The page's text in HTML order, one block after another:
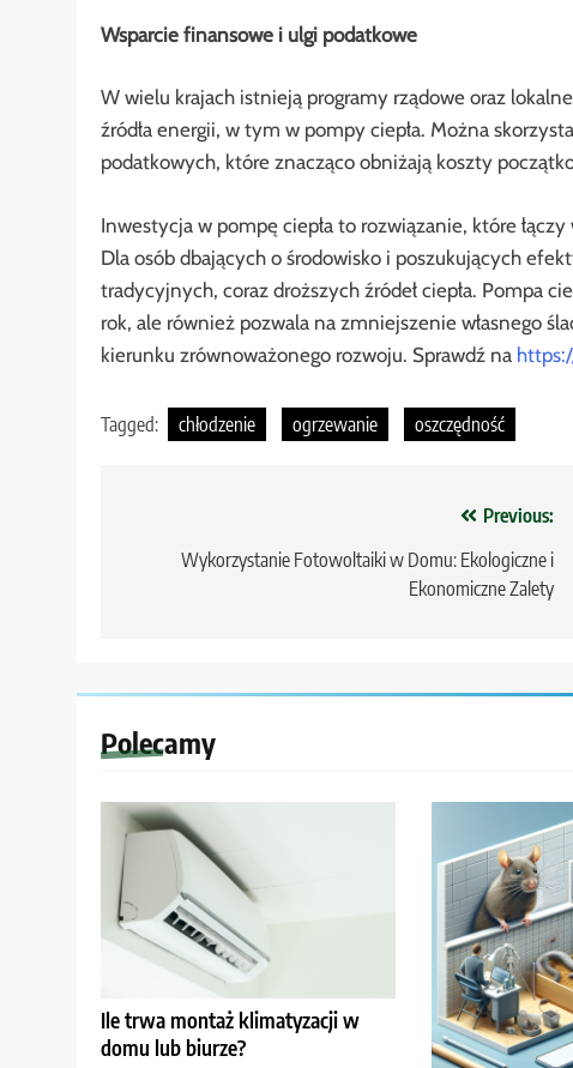
Wsparcie finansowe i ulgi podatkowe
W wielu krajach istnieją programy rządowe oraz
źródła energii, w tym w pompy ciepła. Można
podatkowych, które znacząco obniżają koszty
Inwestycja w pompę ciepła to rozwiązanie, które
Dla osób dbających o środowisko i poszukujących
tradycyjnych, coraz droższych źródeł ciepła. Pompa
rok, ale również pozwala na zmniejszenie własnego
kierunku zrównoważonego rozwoju. Sprawdź na
Tagged: chłodzenie ogrzewanie oszczędność
wpisu
Previous:
Wykorzystanie Fotowoltaiki w Domu: Ekologiczne i
Ekonomiczne Zalety
Polecamy
Ile trwa montaż klimatyzacji w
domu lub biurze?